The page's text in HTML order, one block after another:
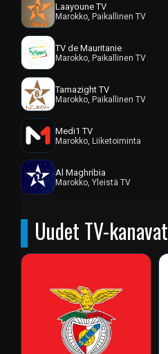
Laayoune TV
Marokko, Paikallinen TV
TV de Mauritanie
Marokko, Paikallinen TV
Tamazight TV
Marokko, Paikallinen TV
Medi1 TV
Marokko, Liiketoiminta
Al Maghribia
Marokko, Yleistä TV
Uudet TV-kanavat